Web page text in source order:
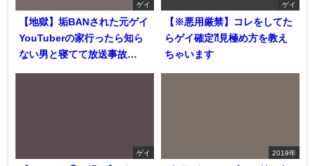
ゲイ
【地獄】垢BANされた元ゲイ
YouTuberの家行ったら知ら
ない男と寝てて放送事故…
ゲイ
【※悪用厳禁】コレをしてた
らゲイ確定⁈見極め方を教え
ちゃいます
ゲイ 2019年